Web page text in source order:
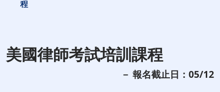
程
美國律師考試培訓課程
－ 報名截止日：05/12